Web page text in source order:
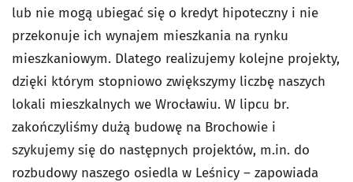
lub nie mogą ubiegać się o kredyt hipoteczny i nie
przekonuje ich wynajem mieszkania na rynku
mieszkaniowym. Dlatego realizujemy kolejne projekty,
dzięki którym stopniowo zwiększymy liczbę naszych
lokali mieszkalnych we Wrocławiu. W lipcu br.
zakończyliśmy dużą budowę na Brochowie i
szykujemy się do następnych projektów, m.in. do
rozbudowy naszego osiedla w Leśnicy – zapowiada